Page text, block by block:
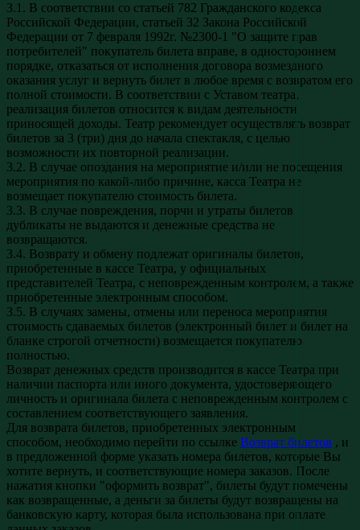
3.1. В соответствии со статьей 782 Гражданского кодекса
Российской Федерации, статьей 32 Закона Российской
Федерации от 7 февраля 1992г. №2300-1 "О защите прав
потребителей" покупатель билета вправе, в одностороннем
порядке, отказаться от исполнения договора возмездного
оказания услуг и вернуть билет в любое время с возвратом его
полной стоимости. В соответствии с Уставом театра,
реализация билетов относится к видам деятельности
приносящей доходы. Театр рекомендует осуществлять возврат
билетов за 3 (три) дня до начала спектакля, с целью
возможности их повторной реализации.
3.2. В случае опоздания на мероприятие и/или не посещения
мероприятия по какой-либо причине, касса Театра не
возмещает покупателю стоимость билета.
3.3. В случае повреждения, порчи и утраты билетов
дубликаты не выдаются и денежные средства не
возвращаются.
3.4. Возврату и обмену подлежат оригиналы билетов,
приобретенные в кассе Театра, у официальных
представителей Театра, с неповрежденным контролем, а также
приобретенные электронным способом.
3.5. В случаях замены, отмены или переноса мероприятия
стоимость сдаваемых билетов (электронный билет и билет на
бланке строгой отчетности) возмещается покупателю
полностью.
Возврат денежных средств производится в кассе Театра при
наличии паспорта или иного документа, удостоверяющего
личность и оригинала билета с неповрежденным контролем с
составлением соответствующего заявления.
Для возврата билетов, приобретенных электронным
способом, необходимо перейти по ссылке Возврат билетов , и
в предложенной форме указать номера билетов, которые Вы
хотите вернуть, и соответствующие номера заказов. После
нажатия кнопки "оформить возврат", билеты будут помечены
как возвращенные, а деньги за билеты будут возвращены на
банковскую карту, которая была использована при оплате